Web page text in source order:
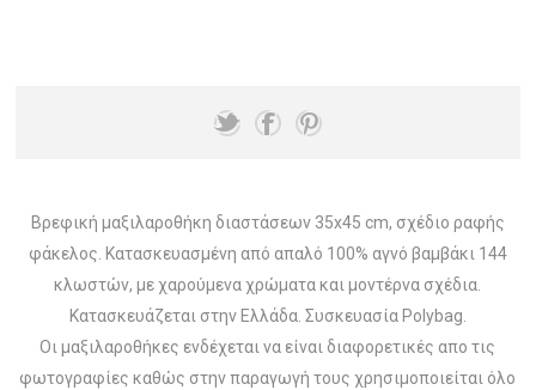
Βρεφική μαξιλαροθήκη διαστάσεων 35x45 cm, σχέδιο ραφής
φάκελος. Κατασκευασμένη από απαλό 100% αγνό βαμβάκι 144
κλωστών, με χαρούμενα χρώματα και μοντέρνα σχέδια.
Κατασκευάζεται στην Ελλάδα. Συσκευασία Polybag.
Οι μαξιλαροθήκες ενδέχεται να είναι διαφορετικές απο τις
φωτογραφίες καθώς στην παραγωγή τους χρησιμοποιείται όλο